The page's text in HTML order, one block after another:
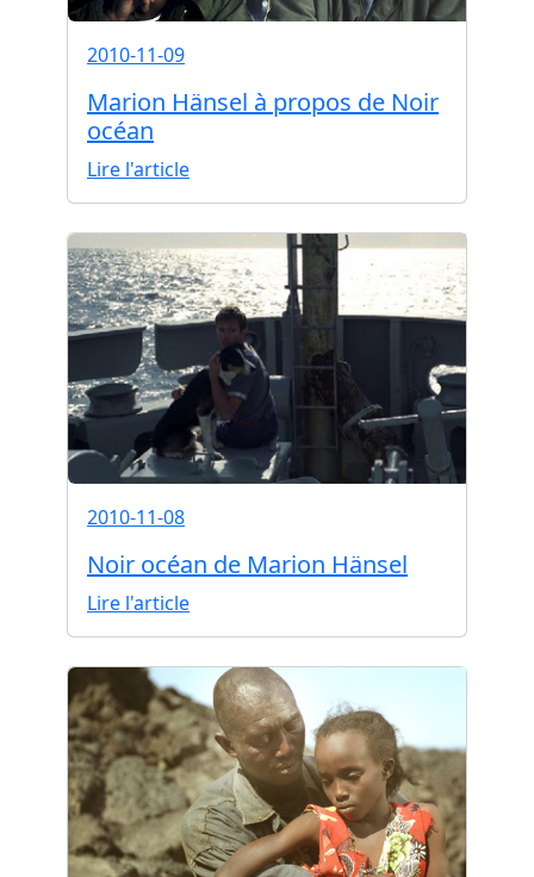
2010-11-09
Marion Hänsel à propos de Noir
océan
Lire l'article
2010-11-08
Noir océan de Marion Hänsel
Lire l'article